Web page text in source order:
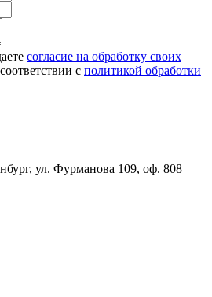
согласие на обработку своих
с политикой обработки
ул. Фурманова 109, оф. 808